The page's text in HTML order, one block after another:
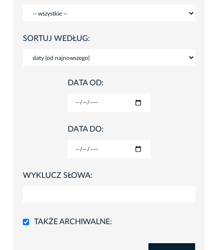
SORTUJ WEDŁUG:
DATA OD:
DATA DO:
WYKLUCZ SŁOWA:
TAKŻE ARCHIWALNE: